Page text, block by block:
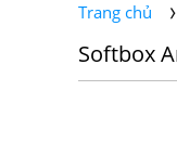
Trang chủ
Softbox